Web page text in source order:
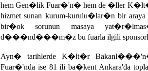
hem Gen�lik Fuar�'n� hem de �ller
hizmet sunan kurum-kurulu�lar�n bir
bir�ok sorunun masaya
d���nd���m�z bu fuarla ilgili
Ayn� tarihlerde K�lt�r
Fuar�'nda ise 81 ili ba�kent Ankara'da